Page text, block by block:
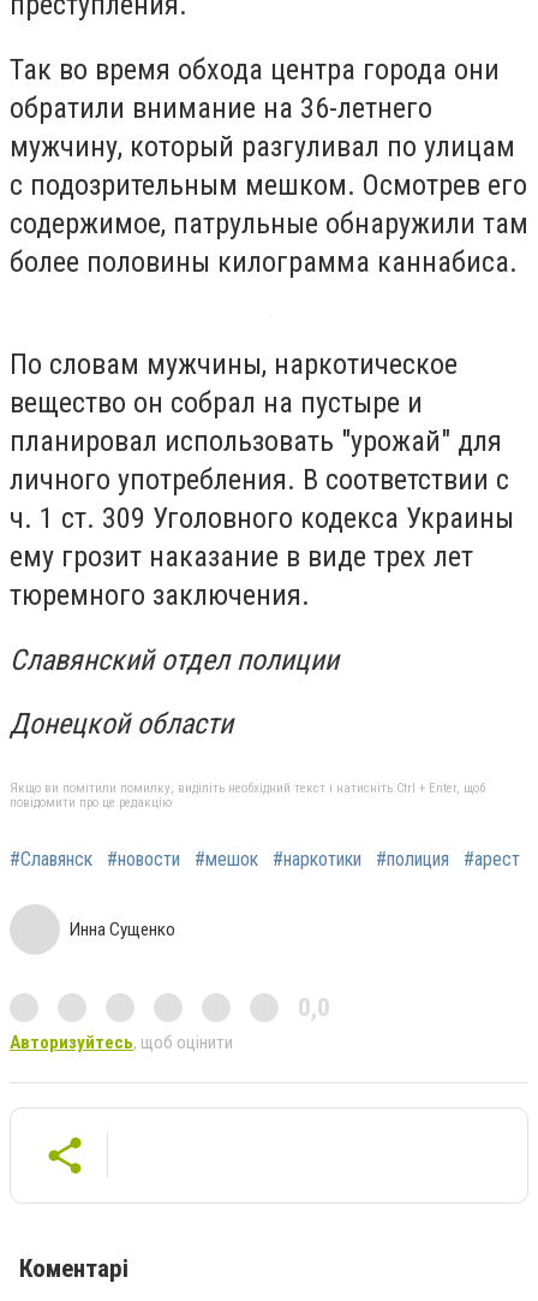
Так во время обхода центра города они
обратили внимание на 36-летнего
мужчину, который разгуливал по улицам
с подозрительным мешком. Осмотрев его
содержимое, патрульные обнаружили там
более половины килограмма каннабиса.
По словам мужчины, наркотическое
вещество он собрал на пустыре и
планировал использовать "урожай" для
личного употребления. В соответствии с
ч. 1 ст. 309 Уголовного кодекса Украины
ему грозит наказание в виде трех лет
тюремного заключения.
Славянский отдел полиции
Донецкой области
Якщо ви помітили помилку, виділіть необхідний текст і натисніть Ctrl + Enter, щоб
повідомити про це редакцію
#Славянск #новости #мешок #наркотики #полиция #арест
Инна Сущенко
0,0
Авторизуйтесь, щоб оцінити
Коментарі